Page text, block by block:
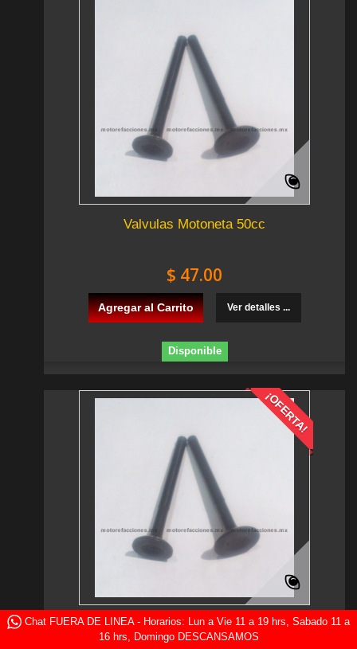
Valvulas Motoneta 50cc
$ 47.00
Agregar al Carrito Ver detalles ...
Disponible
¡OFERTA!
Valvulas Motoneta 90cc - Italika VS90 - PS90
Chat FUERA DE LINEA - Horarios: Lun a Vie 11 a 19 hrs, Sabado 11 a
16 hrs, Domingo DESCANSAMOS